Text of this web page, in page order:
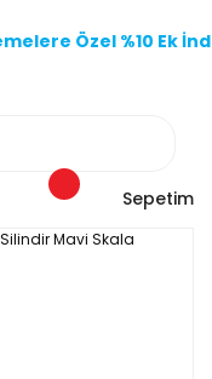
Özel %10 Ek
Sepetim